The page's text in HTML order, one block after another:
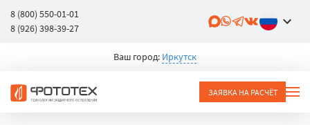
8 (800) 550-01-01
8 (926) 398-39-27
Ваш город: Иркутск
ЗАЯВКА НА РАСЧЁТ